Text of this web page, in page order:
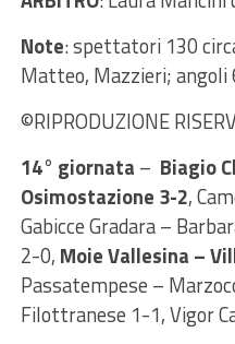
Note: spettatori 130
Matteo, Mazzieri; angoli
©RIPRODUZIONE
14° giornata – Biagio
Osimostazione 3-2,
Gabicce Gradara –
2-0, Moie Vallesina –
Passatempese –
Filottranese 1-1, Vigor